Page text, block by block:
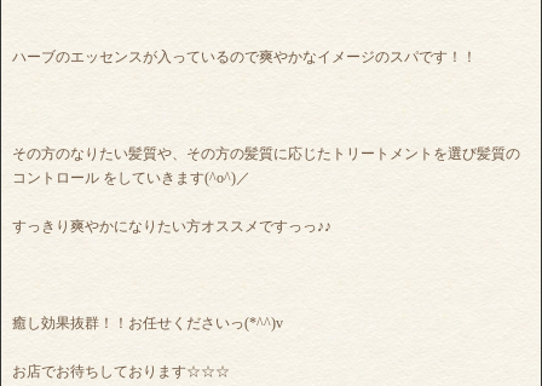
ハーブのエッセンスが入っているので爽やかなイメージのスパです！！
その方のなりたい髪質や、その方の髪質に応じたトリートメントを選び髪質の
コントロール をしていきます(^o^)／
すっきり爽やかになりたい方オススメですっっ♪♪
癒し効果抜群！！お任せくださいっ(*^^)v
お店でお待ちしております☆☆☆